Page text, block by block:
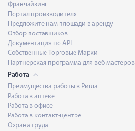
Франчайзинг
Портал производителя
Предложите нам площади в аренду
Отбор поставщиков
Документация по API
Собственные Торговые Марки
Партнерская программа для веб-мастеров
Работа
Преимущества работы в Ригла
Работа в аптеке
Работа в офисе
Работа в контакт-центре
Охрана труда